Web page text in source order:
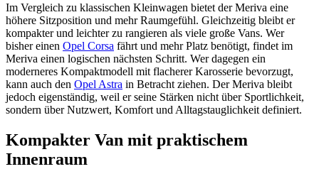
Im Vergleich zu klassischen Kleinwagen bietet der Meriva eine
höhere Sitzposition und mehr Raumgefühl. Gleichzeitig bleibt er
kompakter und leichter zu rangieren als viele große Vans. Wer
bisher einen Opel Corsa fährt und mehr Platz benötigt, findet im
Meriva einen logischen nächsten Schritt. Wer dagegen ein
moderneres Kompaktmodell mit flacherer Karosserie bevorzugt,
kann auch den Opel Astra in Betracht ziehen. Der Meriva bleibt
jedoch eigenständig, weil er seine Stärken nicht über Sportlichkeit,
sondern über Nutzwert, Komfort und Alltagstauglichkeit definiert.
Kompakter Van mit praktischem
Innenraum